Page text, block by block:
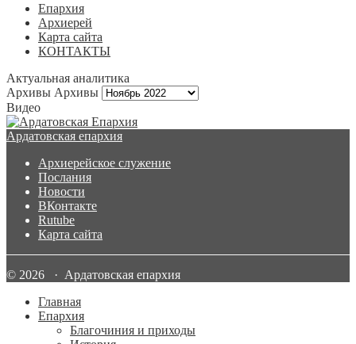
Епархия
Архиерей
Карта сайта
КОНТАКТЫ
Актуальная аналитика
Архивы Архивы
Видео
Ардатовская епархия
Архиерейское служение
Послания
Новости
ВКонтакте
Rutube
Карта сайта
© 2026 · Ардатовская епархия
Главная
Епархия
Благочиния и приходы